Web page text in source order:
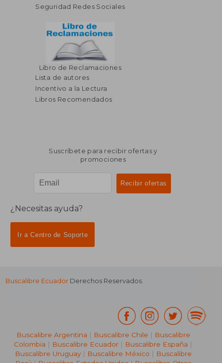
Seguridad Redes Sociales
Libro de Reclamaciones
Lista de autores
Incentivo a la Lectura
Libros Recomendados
Suscríbete para recibir ofertas y
promociones
¿Necesitas ayuda?
Ir a Centro de Soporte
Buscalibre Ecuador Derechos Reservados.
Buscalibre Argentina | Buscalibre Chile | Buscalibre
Colombia | Buscalibre Ecuador | Buscalibre España |
Buscalibre Uruguay| Buscalibre México | Buscalibre